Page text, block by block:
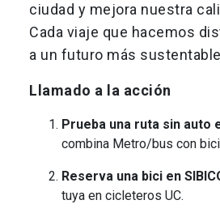
ciudad y mejora nuestra
Cada viaje que hacemos
a un futuro más
Llamado a la acción
Prueba una ruta sin auto
combina Metro/bus con
Reserva una bici en
tuya en cicleteros UC.